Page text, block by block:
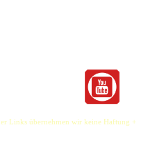
Links übernehmen wir keine Haftung +